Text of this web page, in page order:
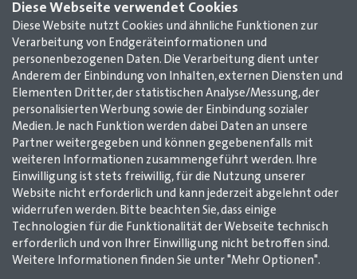
Diese Webseite verwendet Cookies
Diese Website nutzt Cookies und ähnliche Funktionen zur
Verarbeitung von Endgeräteinformationen und
personenbezogenen Daten. Die Verarbeitung dient unter
Anderem der Einbindung von Inhalten, externen Diensten und
Elementen Dritter, der statistischen Analyse/Messung, der
personalisierten Werbung sowie der Einbindung sozialer
Medien. Je nach Funktion werden dabei Daten an unsere
Partner weitergegeben und können gegebenenfalls mit
weiteren Informationen zusammengeführt werden. Ihre
Einwilligung ist stets freiwillig, für die Nutzung unserer
Website nicht erforderlich und kann jederzeit abgelehnt oder
widerrufen werden. Bitte beachten Sie, dass einige
Technologien für die Funktionalität der Webseite technisch
erforderlich und von Ihrer Einwilligung nicht betroffen sind.
Weitere Informationen finden Sie unter "Mehr Optionen".
Impressum AGB Datenschutz Kontakt